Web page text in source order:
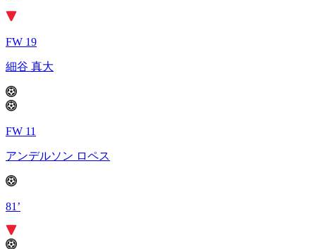
FW 19
細谷 真大
FW 11
アンデルソン ロペス
81’